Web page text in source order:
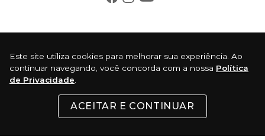
Este site utiliza cookies para melhorar sua experiência. Ao
continuar navegando, você concorda com a nossa Política
de Privacidade
ACEITAR E CONTINUAR
CONTATO